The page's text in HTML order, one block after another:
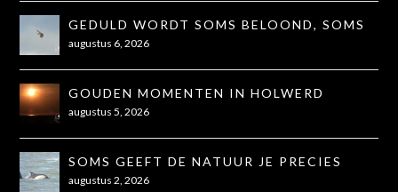
GEDULD WORDT SOMS BELOOND, SOMS
OOK NIET...
augustus 6, 2026
GOUDEN MOMENTEN IN HOLWERD
augustus 5, 2026
SOMS GEEFT DE NATUUR JE PRECIES
WAT JE NODIG HEBT
augustus 2, 2026